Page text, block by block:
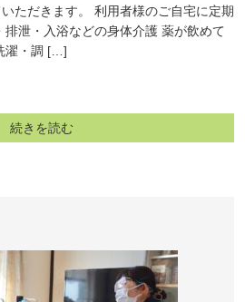
ただきます。 利用者様のご自宅に定期
泄・入浴などの身体介護 薬が飲めて
濯・調 […]
続きを読む